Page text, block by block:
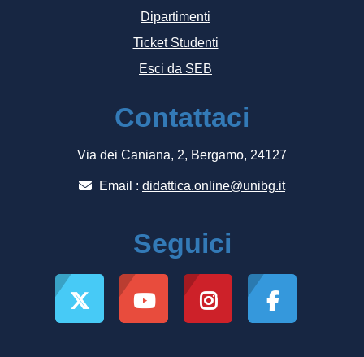
Dipartimenti
Ticket Studenti
Esci da SEB
Contattaci
Via dei Caniana, 2, Bergamo, 24127
Email : didattica.online@unibg.it
Seguici